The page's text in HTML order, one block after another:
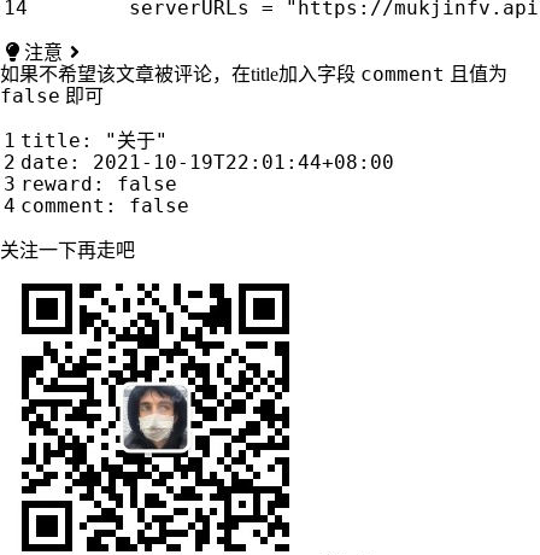
注意
如果不希望该文章被评论，在title加入字段 comment 且值为
false 即可
title: "关于"
date: 2021-10-19T22:01:44+08:00
reward: false
关注一下再走吧